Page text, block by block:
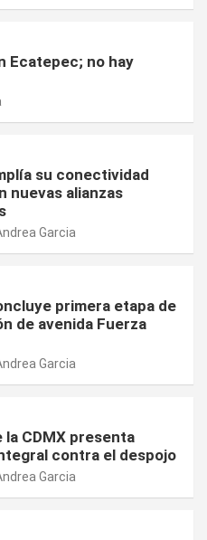
Ecatepec; no hay
su conectividad
nuevas alianzas
Garcia
primera etapa de
de avenida Fuerza
Garcia
la CDMX presenta
contra el despojo
Garcia